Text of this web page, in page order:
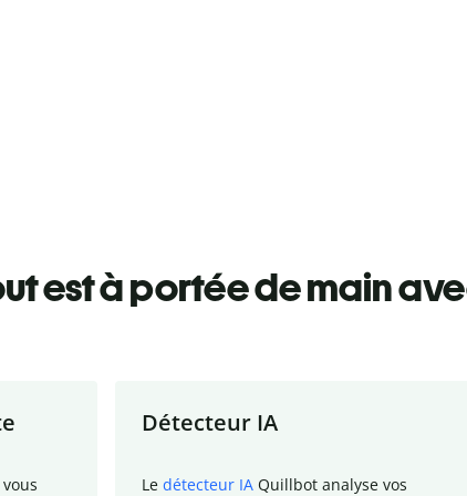
est à portée de main
Détecteur IA
Le détecteur IA Quillbot analyse vos